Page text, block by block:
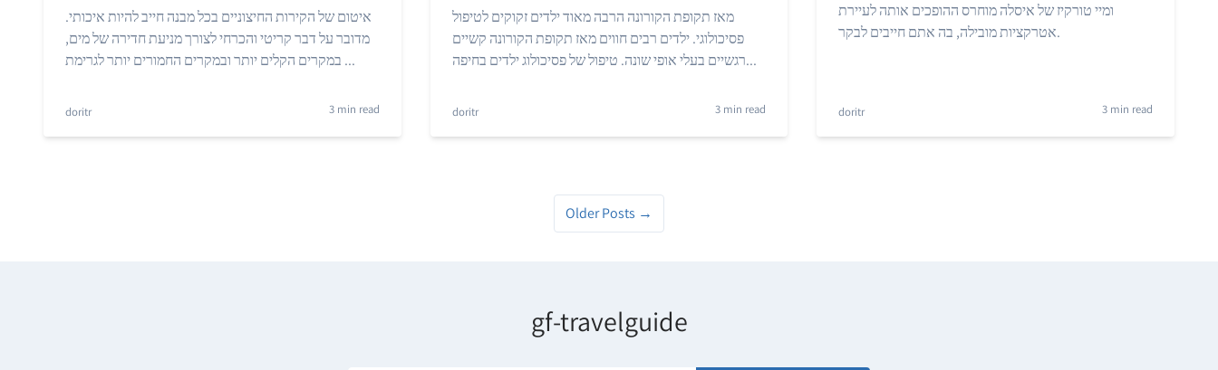
איטום של הקירות החיצוניים בכל מבנה חייב להיות איכותי.
מדובר על דבר קריטי והכרחי לצורך מניעת חדירה של מים,
במקרים הקלים יותר ובמקרים החמורים יותר לגרימת ...
doritr 3 min read
מאז תקופת הקורונה הרבה מאוד ילדים זקוקים לטיפול
פסיכולוגי. ילדים רבים חווים מאז תקופת הקורונה קשיים
רגשיים בעלי אופי שונה. טיפול של פסיכולוג ילדים בחיפה...
doritr 3 min read
ומיי טורקיז של איסלה מוחרס ההופכים אותה לעיירת
אטרקציות מובילה, בה אתם חייבים לבקר.
doritr 3 min read
Older Posts →
gf-travelguide